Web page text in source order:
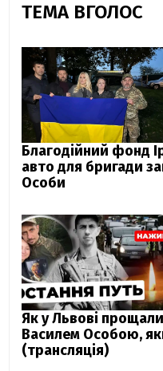
ТЕМА ВГОЛОС
Благодійний фонд
авто для бригади
Особи
Як у Львові
Василем Особою,
(трансляція)